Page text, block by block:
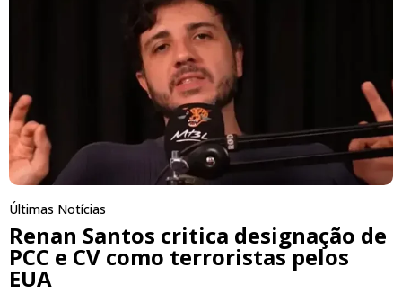
Últimas Notícias
Renan Santos critica designação de
PCC e CV como terroristas pelos
EUA